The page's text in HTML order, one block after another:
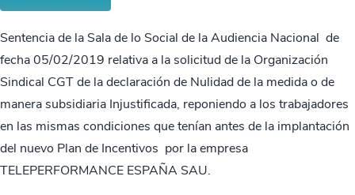
Sentencia de la Sala de lo Social de la Audiencia Nacional de
fecha 05/02/2019 relativa a la solicitud de la Organización
Sindical CGT de la declaración de Nulidad de la medida o de
manera subsidiaria Injustificada, reponiendo a los trabajadores
en las mismas condiciones que tenían antes de la implantación
del nuevo Plan de Incentivos por la empresa
TELEPERFORMANCE ESPAÑA SAU.